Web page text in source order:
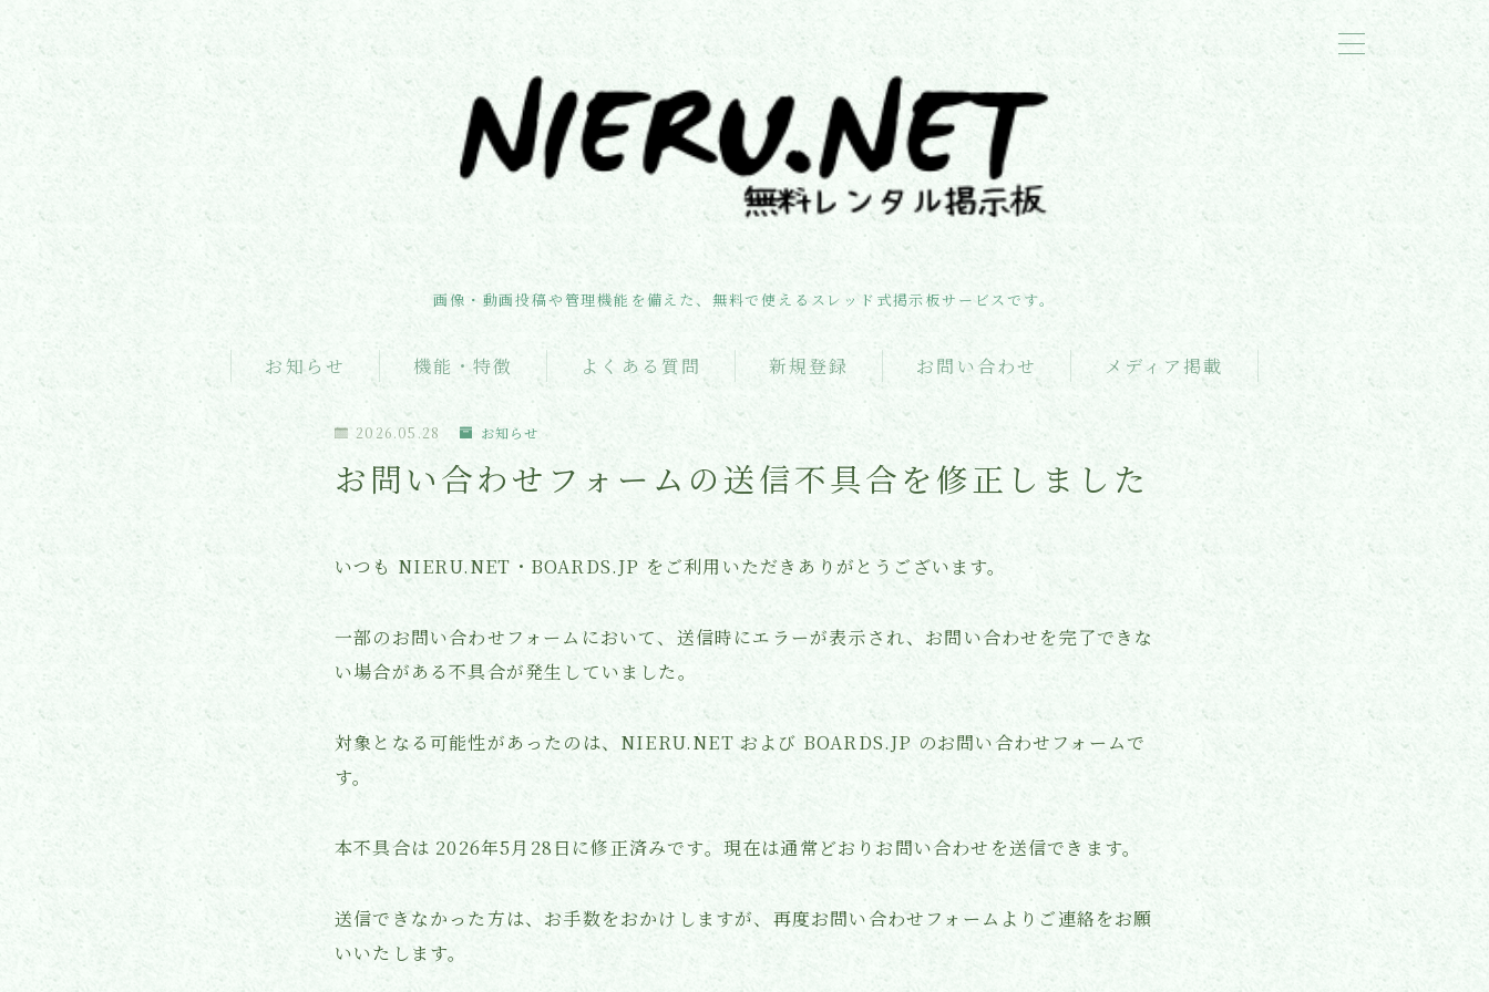
画像・動画投稿や管理機能を備えた、無料で使えるスレッド式掲示板サービスです。
お知らせ 機能・特徴 よくある質問 新規登録 お問い合わせ メディア掲載
よくある質問
新規登録
お問い合わせ
2026.05.28 お知らせ
お問い合わせフォームの送信不具合を修正しました
いつも NIERU.NET・BOARDS.JP をご利用いただきありがとうございます。
一部のお問い合わせフォームにおいて、送信時にエラーが表示され、お問い合わせを完了できな
い場合がある不具合が発生していました。
対象となる可能性があったのは、NIERU.NET および BOARDS.JP のお問い合わせフォームで
す。
本不具合は 2026年5月28日に修正済みです。現在は通常どおりお問い合わせを送信できます。
送信できなかった方は、お手数をおかけしますが、再度お問い合わせフォームよりご連絡をお願
いいたします。